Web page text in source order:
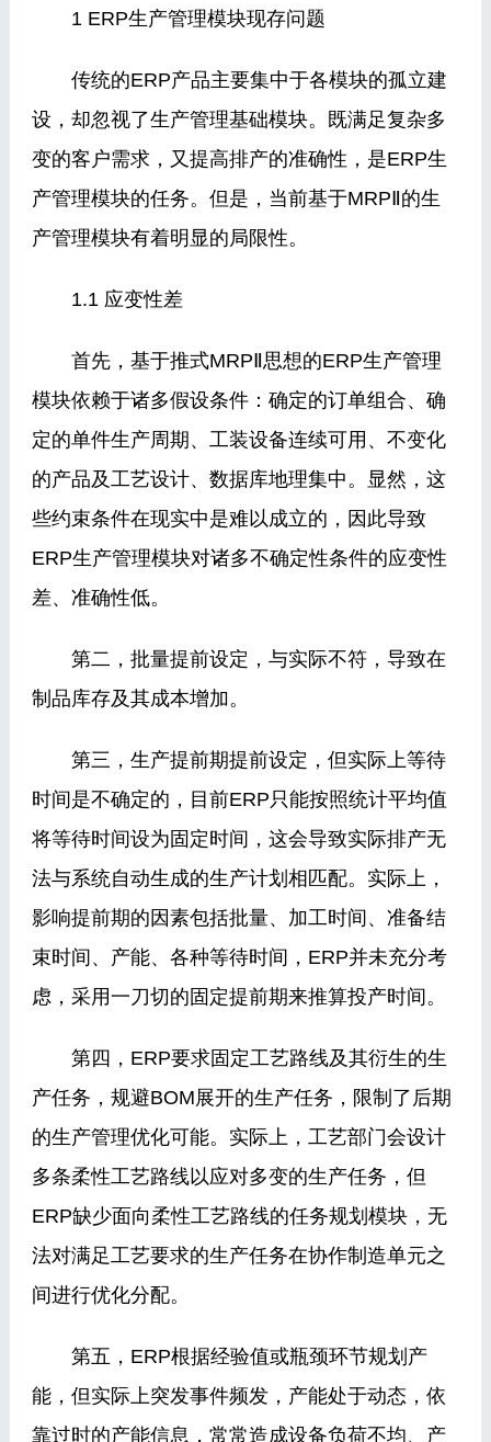
1 ERP生产管理模块现存问题
传统的ERP产品主要集中于各模块的孤立建
设，却忽视了生产管理基础模块。既满足复杂多
变的客户需求，又提高排产的准确性，是ERP生
产管理模块的任务。但是，当前基于MRPⅡ的生
产管理模块有着明显的局限性。
1.1 应变性差
首先，基于推式MRPⅡ思想的ERP生产管理
模块依赖于诸多假设条件：确定的订单组合、确
定的单件生产周期、工装设备连续可用、不变化
的产品及工艺设计、数据库地理集中。显然，这
些约束条件在现实中是难以成立的，因此导致
ERP生产管理模块对诸多不确定性条件的应变性
差、准确性低。
第二，批量提前设定，与实际不符，导致在
制品库存及其成本增加。
第三，生产提前期提前设定，但实际上等待
时间是不确定的，目前ERP只能按照统计平均值
将等待时间设为固定时间，这会导致实际排产无
法与系统自动生成的生产计划相匹配。实际上，
影响提前期的因素包括批量、加工时间、准备结
束时间、产能、各种等待时间，ERP并未充分考
虑，采用一刀切的固定提前期来推算投产时间。
第四，ERP要求固定工艺路线及其衍生的生
产任务，规避BOM展开的生产任务，限制了后期
的生产管理优化可能。实际上，工艺部门会设计
多条柔性工艺路线以应对多变的生产任务，但
ERP缺少面向柔性工艺路线的任务规划模块，无
法对满足工艺要求的生产任务在协作制造单元之
间进行优化分配。
第五，ERP根据经验值或瓶颈环节规划产
能，但实际上突发事件频发，产能处于动态，依
靠过时的产能信息，常常造成设备负荷不均、产